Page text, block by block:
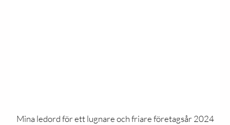
Mina ledord för ett lugnare och friare företagsår 2024